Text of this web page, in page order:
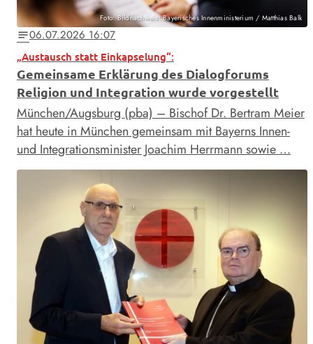
Foto: Bildnachweis: Bayerisches Innenministerium / Matthias Balk
notes06.07.2026 16:07
„Austausch statt Einkapselung“:
Gemeinsame Erklärung des Dialogforums
Religion und Integration wurde vorgestellt
München/Augsburg (pba) – Bischof Dr. Bertram Meier
hat heute in München gemeinsam mit Bayerns Innen-
und Integrationsminister Joachim Herrmann sowie …